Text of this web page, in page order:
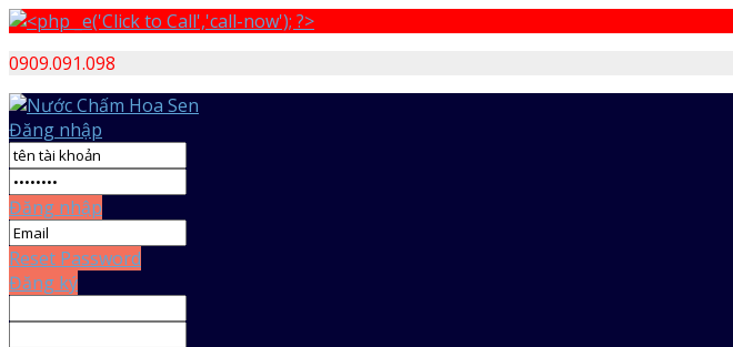
0909.091.098
Đăng nhập
Đăng nhập
Reset Password
Đăng ký